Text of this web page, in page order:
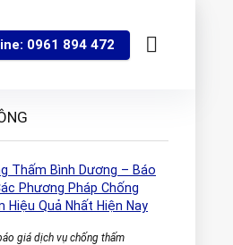
0961 894 472
Thấm Bình Dương – Báo
Phương Pháp Chống
Hiệu Quả Nhất Hiện Nay
giá dịch vụ chống thấm